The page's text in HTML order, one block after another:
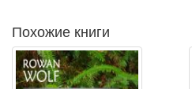
Похожие книги